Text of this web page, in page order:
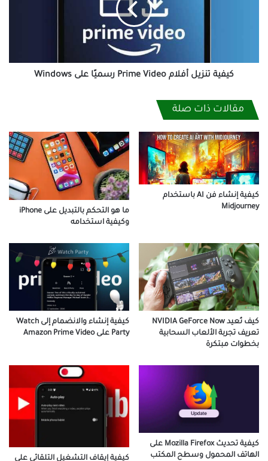
كيفية تنزيل أفلام Prime Video رسميًا على Windows
مقالات ذات صلة
كيفية إنشاء فن AI باستخدام
Midjourney
ما هو التحكم بالتبديل على iPhone
وكيفية استخدامه
كيف تُعيد NVIDIA GeForce Now
تعريف تجربة الألعاب السحابية
بخطوات مبتكرة
كيفية إنشاء والانضمام إلى Watch
Party على Amazon Prime Video
كيفية تحديث Mozilla Firefox على
الهاتف المحمول وسطح المكتب
كيفية إيقاف التشغيل التلقائي على